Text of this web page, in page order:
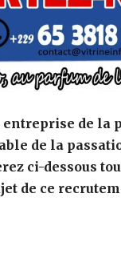
entreprise de la
de la
ci-dessous
de ce